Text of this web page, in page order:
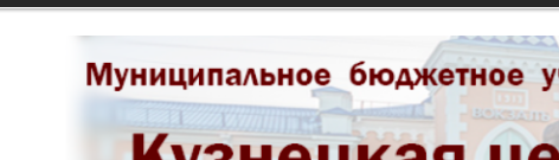
Перейти к содержимому